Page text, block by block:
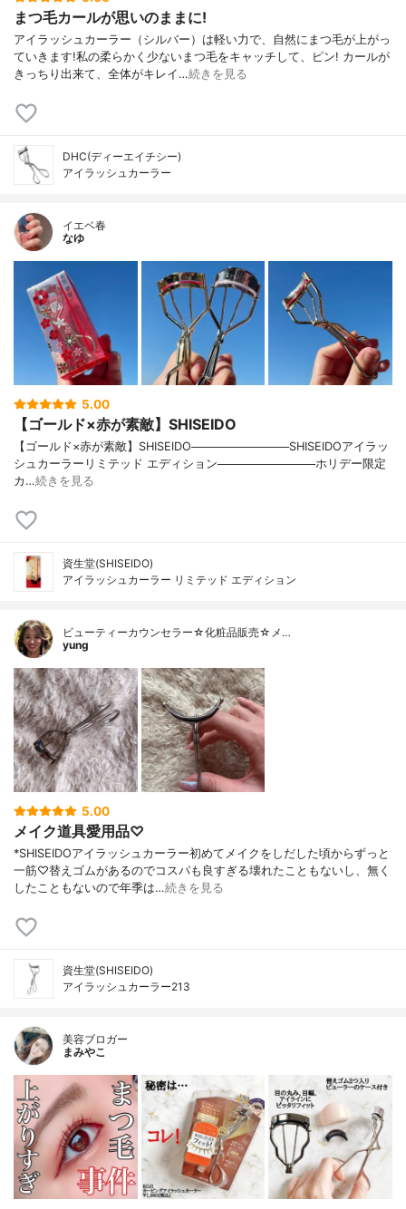
まつ毛カールが思いのままに!
アイラッシュカーラー（シルバー）は軽い力で、自然にまつ毛が上がっ
ていきます!私の柔らかく少ないまつ毛をキャッチして、ピン! カールが
きっちり出来て、全体がキレイ…続きを見る
DHC(ディーエイチシー)
アイラッシュカーラー
イエベ春
なゆ
5.00
【ゴールド×赤が素敵】SHISEIDO
【ゴールド×赤が素敵】SHISEIDO────────────SHISEIDOアイラッ
シュカーラーリミテッド エディション────────────ホリデー限定
カ…続きを見る
資生堂(SHISEIDO)
アイラッシュカーラー リミテッド エディション
ビューティーカウンセラー☆化粧品販売☆メ…
yung
5.00
メイク道具愛用品♡
*SHISEIDOアイラッシュカーラー初めてメイクをしだした頃からずっと
一筋♡替えゴムがあるのでコスパも良すぎる壊れたこともないし、無く
したこともないので年季は…続きを見る
資生堂(SHISEIDO)
アイラッシュカーラー213
美容ブロガー
まみやこ